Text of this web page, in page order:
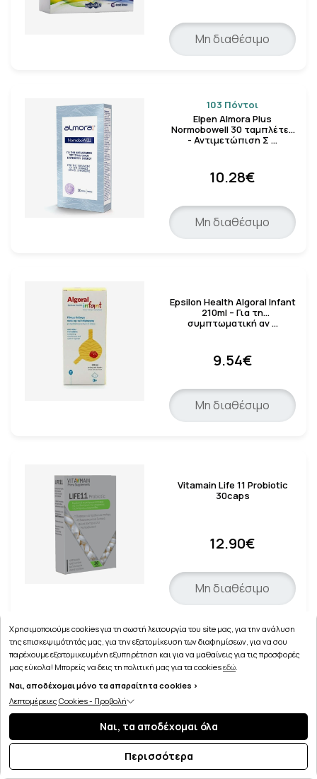
Μη διαθέσιμο
103 Πόντοι
Elpen Almora Plus
Normobowell 30 ταμπλέτες
- Αντιμετώπιση Σ …
10.28€
Μη διαθέσιμο
Epsilon Health Algoral Infant
210ml – Για τη
συμπτωματική αν …
9.54€
Μη διαθέσιμο
Vitamain Life 11 Probiotic
30caps
12.90€
Μη διαθέσιμο
Vitamain Psyllium Husk Fiber
11.90€
Μη διαθέσιμο
Χρησιμοποιούμε cookies για τη σωστή λειτουργία του site μας, για την ανάλυση
της επισκεψιμότητάς μας, για την εξατομίκευση των διαφημίσεων, για να σου
παρέχουμε εξατομικευμένη εξυπηρέτηση και για να μαθαίνεις για τις προσφορές
μας εύκολα! Μπορείς να δεις τη πολιτική μας για τα cookiesεδώ.
Ναι, αποδέχομαι μόνο τα απαραίτητα cookies >
Λεπτομέρειες Cookies - Προβολή
Ναι, τα αποδέχομαι όλα
Περισσότερα